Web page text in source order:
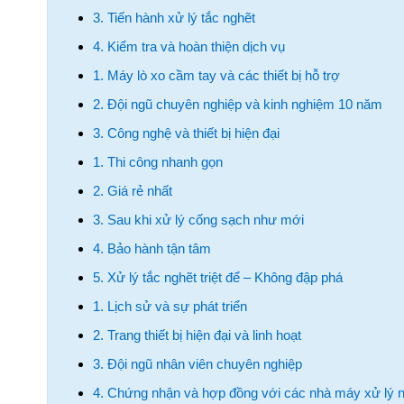
3. Tiến hành xử lý tắc nghẽt
4. Kiểm tra và hoàn thiện dịch vụ
1. Máy lò xo cầm tay và các thiết bị hỗ trợ
2. Đội ngũ chuyên nghiệp và kinh nghiệm 10 năm
3. Công nghệ và thiết bị hiện đại
1. Thi công nhanh gọn
2. Giá rẻ nhất
3. Sau khi xử lý cống sạch như mới
4. Bảo hành tận tâm
5. Xử lý tắc nghẽt triệt để – Không đập phá
1. Lịch sử và sự phát triển
2. Trang thiết bị hiện đại và linh hoạt
3. Đội ngũ nhân viên chuyên nghiệp
4. Chứng nhận và hợp đồng với các nhà máy xử lý